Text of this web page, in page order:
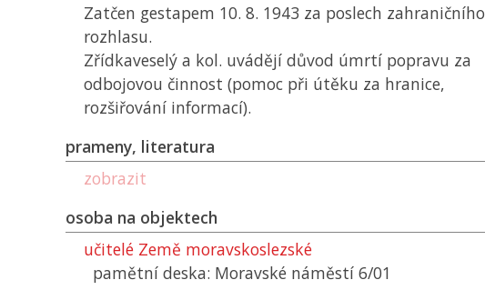
Zatčen gestapem 10. 8. 1943 za poslech zahraničního
rozhlasu.
Zřídkaveselý a kol. uvádějí důvod úmrtí popravu za
odbojovou činnost (pomoc při útěku za hranice,
rozšiřování informací).
prameny, literatura
zobrazit
osoba na objektech
učitelé Země moravskoslezské
pamětní deska: Moravské náměstí 6/01